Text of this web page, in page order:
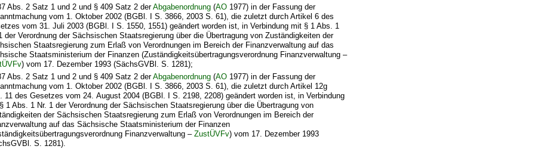
Abs. 2 Satz 1 und 2 und § 409 Satz 2 derAbgabenordnung (AO 1977) in der Fassung der
vom 1. Oktober 2002 (BGBl. I S. 3866, 2003 S. 61), die zuletzt durch Artikel 6 des
vom 31. Juli 2003 (BGBl. I S. 1550, 1551) geändert worden ist, in Verbindung mit § 1 Abs. 1
der Verordnung der Sächsischen Staatsregierung über die Übertragung von Zuständigkeiten der
Staatsregierung zum Erlaß von Verordnungen im Bereich der Finanzverwaltung auf das
Staatsministerium der Finanzen (Zuständigkeitsübertragungsverordnung Finanzverwaltung –
) vom 17. Dezember 1993 (SächsGVBl. S. 1281);
Abs. 2 Satz 1 und 2 und § 409 Satz 2 derAbgabenordnung (AO 1977) in der Fassung der
vom 1. Oktober 2002 (BGBl. I S. 3866, 2003 S. 61), die zuletzt durch Artikel 12g
11 des Gesetzes vom 24. August 2004 (BGBl. I S. 2198, 2208) geändert worden ist, in Verbindung
1 Abs. 1 Nr. 1 der Verordnung der Sächsischen Staatsregierung über die Übertragung von
der Sächsischen Staatsregierung zum Erlaß von Verordnungen im Bereich der
auf das Sächsische Staatsministerium der Finanzen
Finanzverwaltung –ZustÜVFv) vom 17. Dezember 1993
S. 1281).